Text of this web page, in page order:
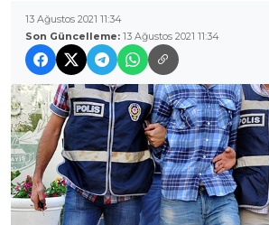
13 Ağustos 2021 11:34
Son Güncelleme: 13 Ağustos 2021 11:34